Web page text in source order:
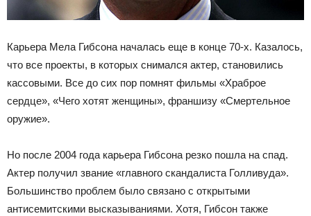
Карьера Мела Гибсона началась еще в конце 70-х. Казалось,
что все проекты, в которых снимался актер, становились
кассовыми. Все до сих пор помнят фильмы «Храброе
сердце», «Чего хотят женщины», франшизу «Смертельное
оружие».
Но после 2004 года карьера Гибсона резко пошла на спад.
Актер получил звание «главного скандалиста Голливуда».
Большинство проблем было связано с открытыми
антисемитскими высказываниями. Хотя, Гибсон также